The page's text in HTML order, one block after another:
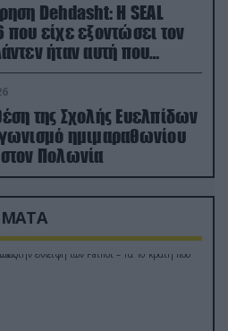
Dehdasht: Η SEAL
που είχε εξοντώσει τον
ήταν αυτή που
τον πιλότο του F-15
της Σχολής Ευελπίδων
ημιμαραθωνίου
Πολωνία